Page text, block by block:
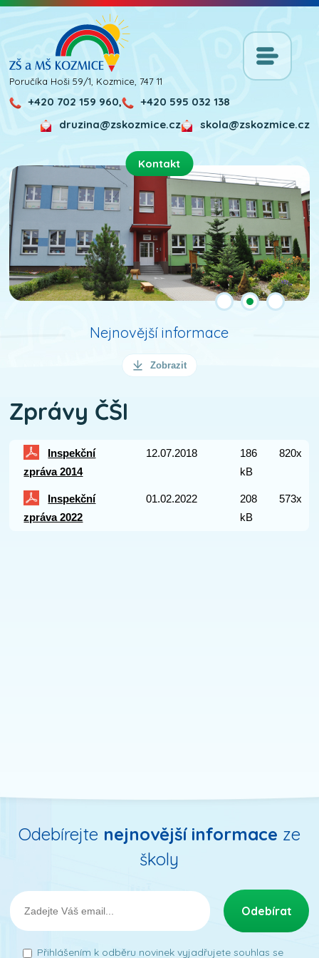
Poručíka Hoši 59/1, Kozmice, 747 11
+420 702 159 960,
+420 595 032 138
skola@zskozmice.cz
druzina@zskozmice.cz
Nejnovější informace
Zobrazit
Zprávy ČŠI
Inspekční
zpráva 2014
12.07.2018
186
kB
820x
Inspekční
zpráva 2022
01.02.2022
208
kB
573x
Odebírejte nejnovější informace ze
školy
Přihlášením k odběru novinek vyjadřujete souhlas se